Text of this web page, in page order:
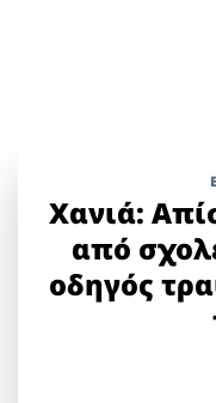
Χανιά:
από
οδηγός